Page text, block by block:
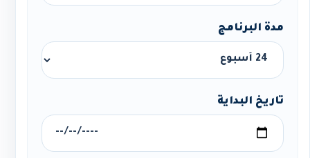
مدة البرنامج
تاريخ البداية